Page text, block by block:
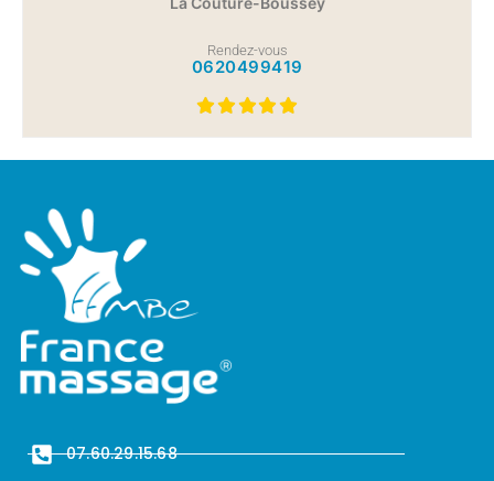
Rendez-vous
0620499419
07.60.29.15.68